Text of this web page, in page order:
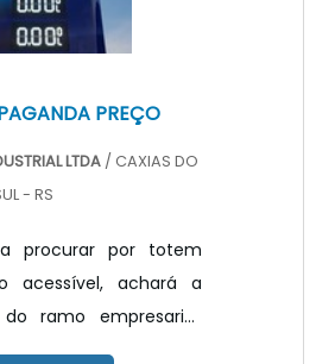
PREÇO
LTDA / CAXIAS DO
- RS
procurar por totem
acessível, achará a
ramo empresarial.
na melhor